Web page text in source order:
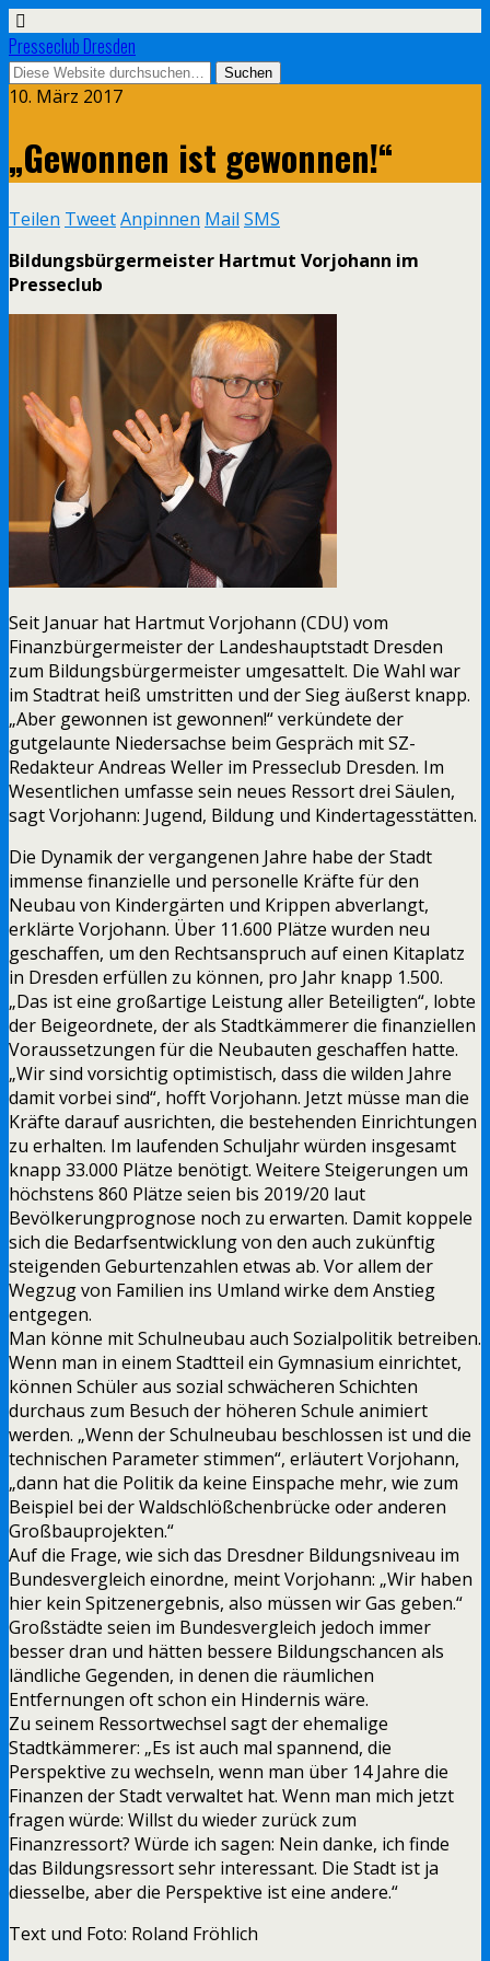
Presseclub Dresden
10. März 2017
„Gewonnen ist gewonnen!“
Teilen TweetAnpinnen Mail SMS
Bildungsbürgermeister Hartmut Vorjohann im
Presseclub
Seit Januar hat Hartmut Vorjohann (CDU) vom
Finanzbürgermeister der Landeshauptstadt Dresden
zum Bildungsbürgermeister umgesattelt. Die Wahl war
im Stadtrat heiß umstritten und der Sieg äußerst knapp.
„Aber gewonnen ist gewonnen!“ verkündete der
gutgelaunte Niedersachse beim Gespräch mit SZ-
Redakteur Andreas Weller im Presseclub Dresden. Im
Wesentlichen umfasse sein neues Ressort drei Säulen,
sagt Vorjohann: Jugend, Bildung und Kindertagesstätten.
Die Dynamik der vergangenen Jahre habe der Stadt
immense finanzielle und personelle Kräfte für den
Neubau von Kindergärten und Krippen abverlangt,
erklärte Vorjohann. Über 11.600 Plätze wurden neu
geschaffen, um den Rechtsanspruch auf einen Kitaplatz
in Dresden erfüllen zu können, pro Jahr knapp 1.500.
„Das ist eine großartige Leistung aller Beteiligten“, lobte
der Beigeordnete, der als Stadtkämmerer die finanziellen
Voraussetzungen für die Neubauten geschaffen hatte.
„Wir sind vorsichtig optimistisch, dass die wilden Jahre
damit vorbei sind“, hofft Vorjohann. Jetzt müsse man die
Kräfte darauf ausrichten, die bestehenden Einrichtungen
zu erhalten. Im laufenden Schuljahr würden insgesamt
knapp 33.000 Plätze benötigt. Weitere Steigerungen um
höchstens 860 Plätze seien bis 2019/20 laut
Bevölkerungprognose noch zu erwarten. Damit koppele
sich die Bedarfsentwicklung von den auch zukünftig
steigenden Geburtenzahlen etwas ab. Vor allem der
Wegzug von Familien ins Umland wirke dem Anstieg
entgegen.
Man könne mit Schulneubau auch Sozialpolitik betreiben.
Wenn man in einem Stadtteil ein Gymnasium einrichtet,
können Schüler aus sozial schwächeren Schichten
durchaus zum Besuch der höheren Schule animiert
werden. „Wenn der Schulneubau beschlossen ist und die
technischen Parameter stimmen“, erläutert Vorjohann,
„dann hat die Politik da keine Einspache mehr, wie zum
Beispiel bei der Waldschlößchenbrücke oder anderen
Großbauprojekten.“
Auf die Frage, wie sich das Dresdner Bildungsniveau im
Bundesvergleich einordne, meint Vorjohann: „Wir haben
hier kein Spitzenergebnis, also müssen wir Gas geben.“
Großstädte seien im Bundesvergleich jedoch immer
besser dran und hätten bessere Bildungschancen als
ländliche Gegenden, in denen die räumlichen
Entfernungen oft schon ein Hindernis wäre.
Zu seinem Ressortwechsel sagt der ehemalige
Stadtkämmerer: „Es ist auch mal spannend, die
Perspektive zu wechseln, wenn man über 14 Jahre die
Finanzen der Stadt verwaltet hat. Wenn man mich jetzt
fragen würde: Willst du wieder zurück zum
Finanzressort? Würde ich sagen: Nein danke, ich finde
das Bildungsressort sehr interessant. Die Stadt ist ja
diesselbe, aber die Perspektive ist eine andere.“
Text und Foto: Roland Fröhlich